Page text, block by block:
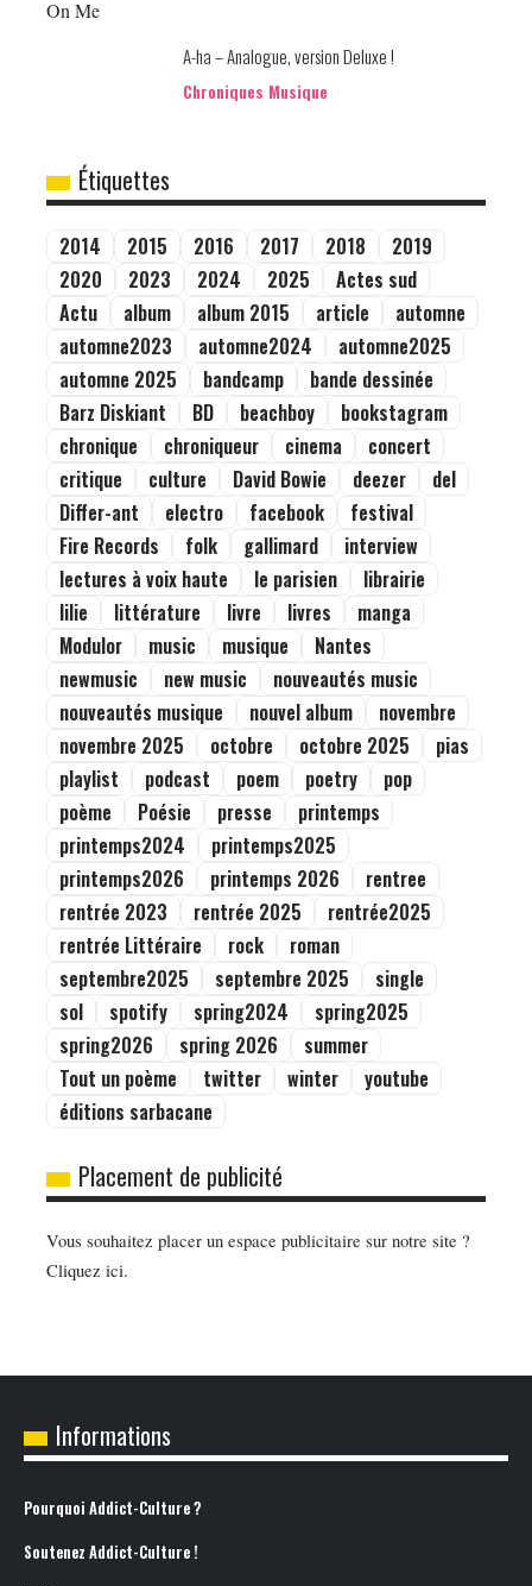
A-ha – Analogue, version Deluxe !
Chroniques Musique
Étiquettes
2014 2015 2016 2017 2018
2019
2020
2023 2024 2025
Actes sud
Actu
album album 2015 article
automne
automne2023
automne2024
automne2025
automne 2025
bandcamp
bande dessinée
Barz Diskiant
BD beachboy
bookstagram
chronique
chroniqueur cinema
concert
critique
culture David Bowie deezer
del
Differ-ant
electro facebook
festival
Fire Records
folk gallimard
interview
lectures à voix haute
le parisien
librairie
lilie
littérature livre livres
manga
Modulor
music musique
Nantes
newmusic
new music
nouveautés music
nouveautés musique
nouvel album
novembre
novembre 2025
octobre octobre 2025
pias
playlist
podcast poem poetry
pop
poème
Poésie presse
printemps
printemps2024
printemps2025
printemps2026
printemps 2026
rentree
rentrée 2023
rentrée 2025
rentrée2025
rentrée Littéraire
rock
roman
septembre2025
septembre 2025
single
sol
spotify spring2024
spring2025
spring2026
spring 2026
summer
Tout un poème
twitter winter
youtube
éditions sarbacane
Placement de publicité
Vous souhaitez placer un espace publicitaire sur notre site ?
Cliquez ici.
Informations
Pourquoi Addict-Culture ?
Soutenez Addict-Culture !